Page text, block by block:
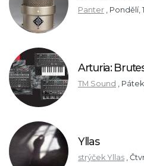
Panter , Pondělí,
Arturia:
TM Sound ,
Yllas
strýček Yllas ,